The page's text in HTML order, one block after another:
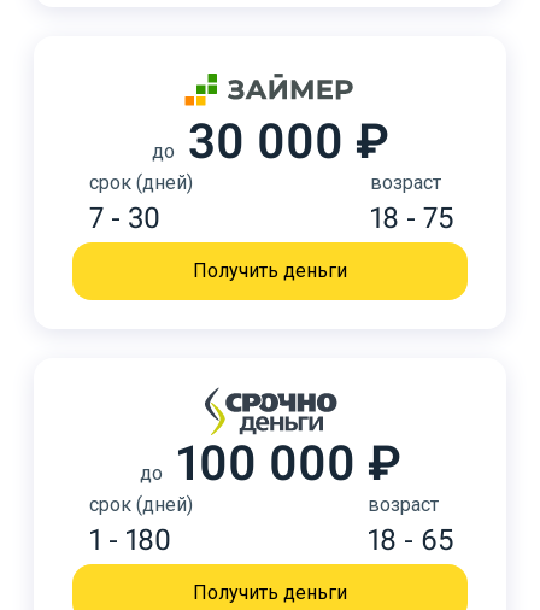
до 30 000 ₽
срок (дней)
7 - 30
возраст
18 - 75
Получить деньги
до 100 000 ₽
срок (дней)
1 - 180
возраст
18 - 65
Получить деньги